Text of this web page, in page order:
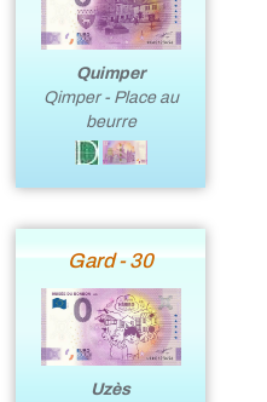
Quimper
Qimper - Place au
beurre
Gard - 30
Uzès